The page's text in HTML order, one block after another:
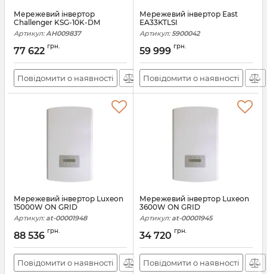
Мережевий інвертор
Challenger KSG-10K-DM
Артикул: АН009837
77 622 грн.
Повідомити о наявності
Мережевий інвертор East
EA33KTLSI
Артикул: 5900042
59 999 грн.
Повідомити о наявності
Мережевий інвертор Luxeon
15000W ON GRID
Артикул: at-00001948
88 536 грн.
Повідомити о наявності
Мережевий інвертор Luxeon
3600W ON GRID
Артикул: at-00001945
34 720 грн.
Повідомити о наявності